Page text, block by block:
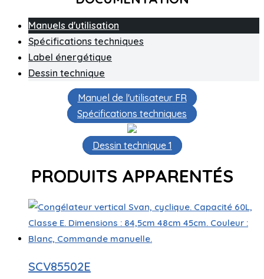
Manuels d'utilisation
Spécifications techniques
Label énergétique
Dessin technique
Manuel de l'utilisateur FR
Spécifications techniques
Dessin technique 1
PRODUITS APPARENTÉS
SCV85502E
Capacité de 60 litres
Technologie cyclique